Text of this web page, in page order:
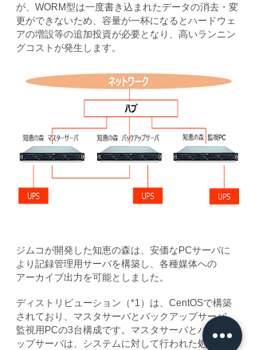
が、 WORM型は一度書き込まれたデータの消去・変
更ができないため、容量が一杯になるとハードウェ
アの増設等の追加投資が必要となり、高いランニン
グコストが発生します。
ジムコが開発した知恵の森は、安価なPCサーバに
より記録管理用サーバを構築し、各種媒体への
アーカイブ出力を可能としました。
ディストリビューション（*1）は、CentOSで構築
されており、マスタサーバとバックアップサーバ、
監視用PCの3台構成です。マスタサーバとバックア
ップサーバは、システムに対して行われた処理